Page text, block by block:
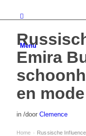
Menu
Emira
en mode
in /door Clemence
Home › Russische